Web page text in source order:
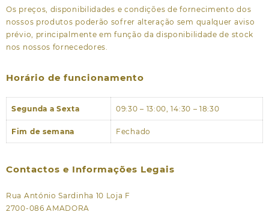
Os preços, disponibilidades e condições de fornecimento dos
nossos produtos poderão sofrer alteração sem qualquer aviso
prévio, principalmente em função da disponibilidade de stock
nos nossos fornecedores.
Horário de funcionamento
Segunda a Sexta 09:30 – 13:00, 14:30 – 18:30
Fim de semana Fechado
Contactos e Informações Legais
Rua António Sardinha 10 Loja F
2700-086 AMADORA